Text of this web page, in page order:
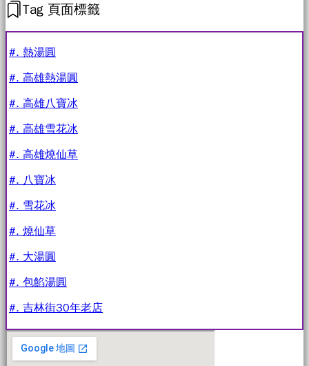
Tag 頁面標籤
#. 熱湯圓
#. 高雄熱湯圓
#. 高雄八寶冰
#. 高雄雪花冰
#. 高雄燒仙草
#. 八寶冰
#. 雪花冰
#. 燒仙草
#. 大湯圓
#. 包餡湯圓
#. 吉林街30年老店